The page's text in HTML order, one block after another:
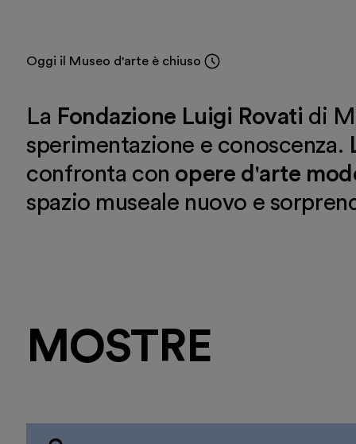
ItalianoEnglish
Oggi il Museo d'arte è chiuso
La Fondazione Luigi Rovati di
sperimentazione e conoscenza.
confronta con opere d'arte
spazio museale nuovo e
MOSTRE